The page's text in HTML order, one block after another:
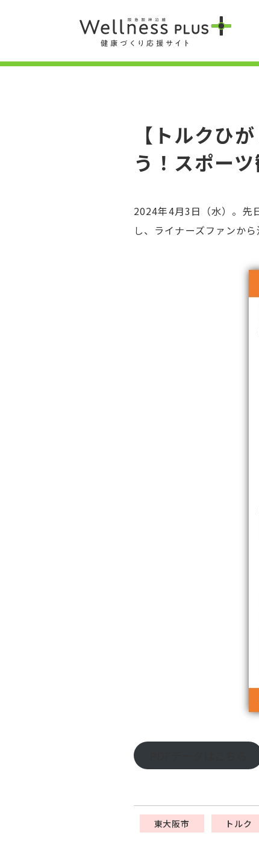
【トルクひ
う！スポー
2024年4月3日（水）。先
し、ライナーズファンか
東大阪市 トルク